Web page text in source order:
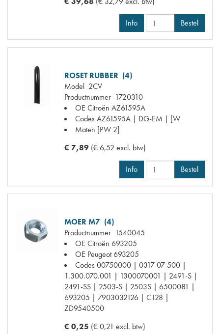
Info Bestel
ROSET RUBBER (4)
Model 2CV
Productnummer 1720310
OE Citroën AZ61595A
CodesAZ61595A | DG-EM | [W
Maten [PW 2]
€ 7,89 (€ 6,52 excl. btw)
Info Bestel
MOER M7 (4)
Productnummer 1540045
OE Citroën 693205
OE Peugeot 693205
Codes00750000 | 0317 07 500 |
1.300.070.001 | 1300070001 | 2491-S |
2491-SS | 2503-S | 2503S | 6500081 |
693205 | 7903032126 | C128 |
ZD9540500
€ 0,25 (€ 0,21 excl. btw)